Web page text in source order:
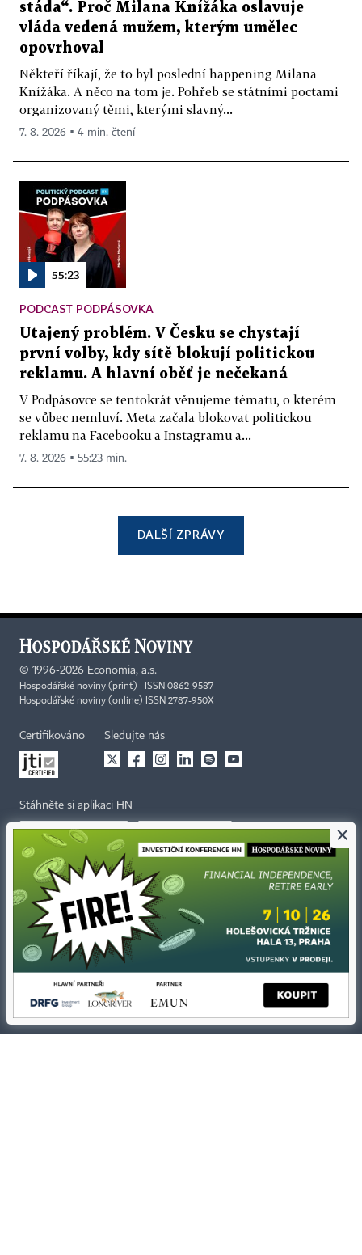
stáda“. Proč Milana Knížáka oslavuje
vláda vedená mužem, kterým umělec
opovrhoval
Někteří říkají, že to byl poslední happening Milana
Knížáka. A něco na tom je. Pohřeb se státními poctami
organizovaný těmi, kterými slavný...
7. 8. 2026 ▪ 4 min. čtení
55:23
PODCAST PODPÁSOVKA
Utajený problém. V Česku se chystají
první volby, kdy sítě blokují politickou
reklamu. A hlavní oběť je nečekaná
V Podpásovce se tentokrát věnujeme tématu, o kterém
se vůbec nemluví. Meta začala blokovat politickou
reklamu na Facebooku a Instagramu a...
7. 8. 2026 ▪ 55:23 min.
DALŠÍ ZPRÁVY
© 1996-2026 Economia, a.s.
Hospodářské noviny (print) ISSN 0862-9587
Hospodářské noviny (online) ISSN 2787-950X
Certifikováno Sledujte nás
Stáhněte si aplikaci HN
Kontakty
Tiráž redakce HN
Economia
Kariéra v HN
Ceník inzerce
Ochrana osobních údajů
Prohlášení o cookies
Nastavení soukromí
Všeobecné smluvní podmínky
×